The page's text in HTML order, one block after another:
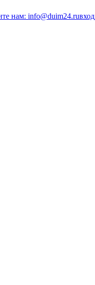
нам: info@duim24.ruвход